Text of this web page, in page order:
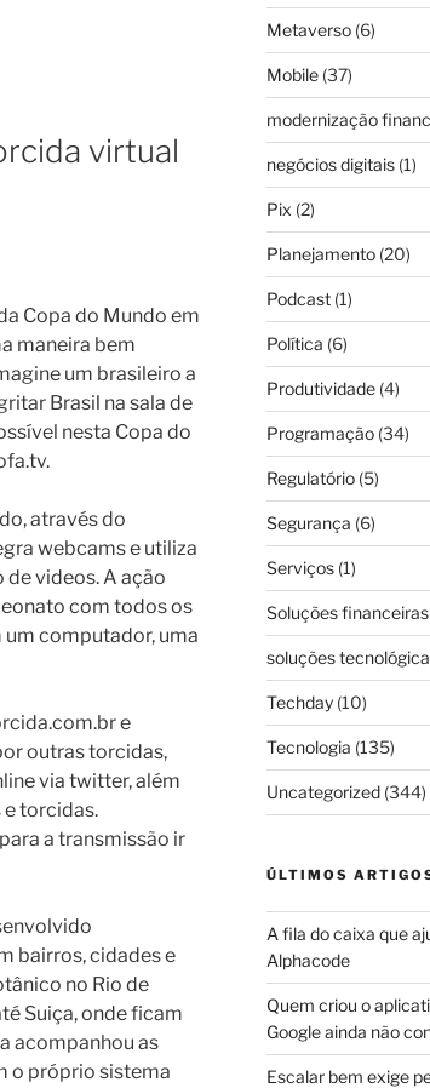
virtual
Copa do Mundo em
maneira bem
um brasileiro a
Brasil na sala de
nesta Copa do
através do
webcams e utiliza
videos. A ação
com todos os
um computador, uma
e
outras torcidas,
via twitter, além
torcidas.
a transmissão ir
bairros, cidades e
no Rio de
Suiça, onde ficam
acompanhou as
o próprio sistema
Metaverso(6)
Mobile(37)
modernização
negócios digitais(1)
Pix (2)
Planejamento(20)
Podcast(1)
Política (6)
Produtividade(4)
Programação(34)
Regulatório(5)
Segurança (6)
Serviços(1)
Soluções financeiras
soluções
Techday(10)
Tecnologia (135)
Uncategorized(344)
ÚLTIMOS
A fila do caixa que
Alphacode
Quem criou o
Google ainda não
Escalar bem exige